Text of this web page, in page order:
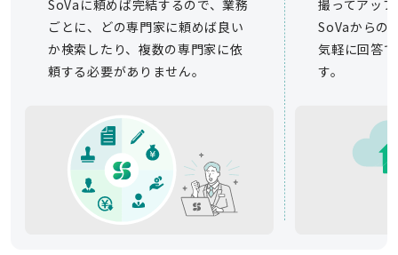
SoVaに頼めば完結するので、業務
ごとに、どの専門家に頼めば良い
か検索したり、複数の専門家に依
頼する必要がありません。
撮ってアッ
SoVaからの
気軽に回答
す。